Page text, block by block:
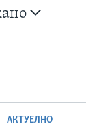
АКТУЕЛНО